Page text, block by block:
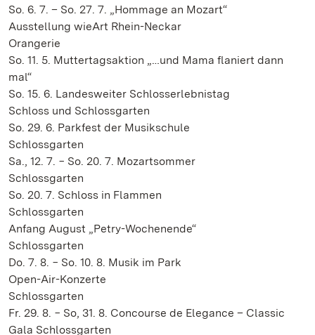
So. 6. 7. – So. 27. 7. „Hommage an Mozart“
Ausstellung wieArt Rhein-Neckar
Orangerie
So. 11. 5. Muttertagsaktion „…und Mama flaniert dann
mal“
So. 15. 6. Landesweiter Schlosserlebnistag
Schloss und Schlossgarten
So. 29. 6. Parkfest der Musikschule
Schlossgarten
Sa., 12. 7. − So. 20. 7. Mozartsommer
Schlossgarten
So. 20. 7. Schloss in Flammen
Schlossgarten
Anfang August „Petry-Wochenende“
Schlossgarten
Do. 7. 8. − So. 10. 8. Musik im Park
Open-Air-Konzerte
Schlossgarten
Fr. 29. 8. − So, 31. 8. Concourse de Elegance – Classic
Gala Schlossgarten